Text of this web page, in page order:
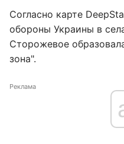
Согласно карте
обороны Украины в
Сторожевое
зона".
Реклама